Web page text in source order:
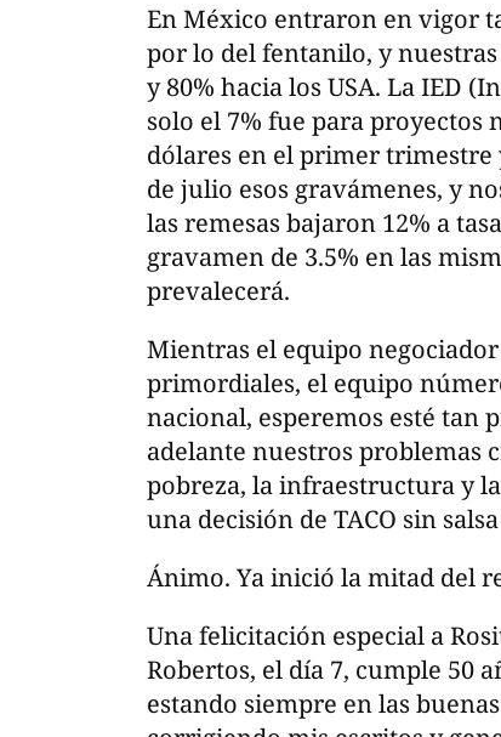
En México entraron en vigor
por lo del fentanilo, y
y 80% hacia los USA. La IED
solo el 7% fue para proyectos
dólares en el primer trimestre
de julio esos gravámenes, y
las remesas bajaron 12% a
gravamen de 3.5% en las
prevalecerá.
Mientras el equipo negociador
primordiales, el equipo
nacional, esperemos esté tan
adelante nuestros problemas
pobreza, la infraestructura y
una decisión de TACO sin
Ánimo. Ya inició la mitad del
Una felicitación especial a
Robertos, el día 7, cumple 50
estando siempre en las